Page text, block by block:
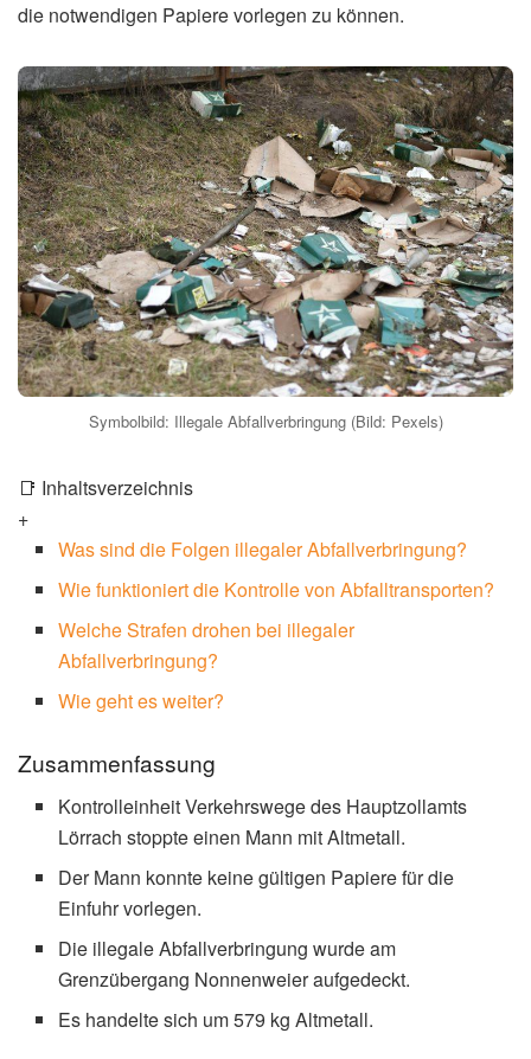
die notwendigen Papiere vorlegen zu können.
Symbolbild: Illegale Abfallverbringung (Bild: Pexels)
📑 Inhaltsverzeichnis
+
Was sind die Folgen illegaler Abfallverbringung?
Wie funktioniert die Kontrolle von Abfalltransporten?
Welche Strafen drohen bei illegaler
Abfallverbringung?
Wie geht es weiter?
Zusammenfassung
Kontrolleinheit Verkehrswege des Hauptzollamts
Lörrach stoppte einen Mann mit Altmetall.
Der Mann konnte keine gültigen Papiere für die
Einfuhr vorlegen.
Die illegale Abfallverbringung wurde am
Grenzübergang Nonnenweier aufgedeckt.
Es handelte sich um 579 kg Altmetall.